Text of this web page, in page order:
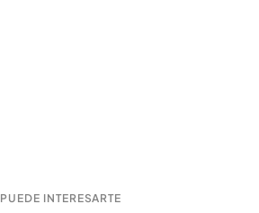
PUEDE INTERESARTE